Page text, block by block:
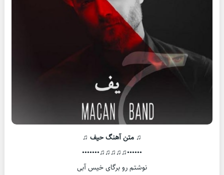
♫ متن آهنگ حیف ♫
••••••♫♫♫♫♫•••••••
نوشتم رو برگای خیس آبی